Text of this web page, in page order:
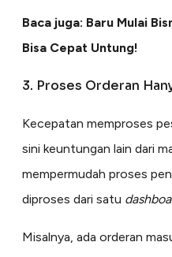
Baca juga: Baru Mulai
Bisa Cepat Untung!
3. Proses Orderan
Kecepatan memproses
sini keuntungan lain dari
mempermudah proses
diproses dari satu
Misalnya, ada orderan